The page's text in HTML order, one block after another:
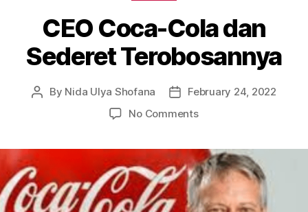
CEO Coca-Cola dan
Sederet Terobosannya
Post
By Nida Ulya Shofana
PostFebruary 24, 2022
No Commentson
Cola
dan
Sederet
Terobosannya